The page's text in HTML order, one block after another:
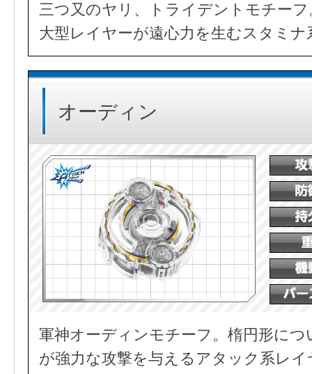
三つ又のヤリ、トライデントモチー
大型レイヤーが遠心力を生むスタミナ
オーディン
軍神オーディンモチーフ。楕円形に
が強力な攻撃を与えるアタック系レイ